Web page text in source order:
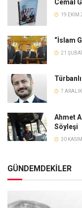
Cemal
19 EKIM
“İslam
21
7
Ahmet
Söyleşi
30
GÜNDEMDEKİLER